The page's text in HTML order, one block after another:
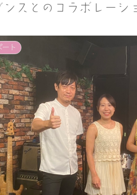
ンスとのコラボレー
ート